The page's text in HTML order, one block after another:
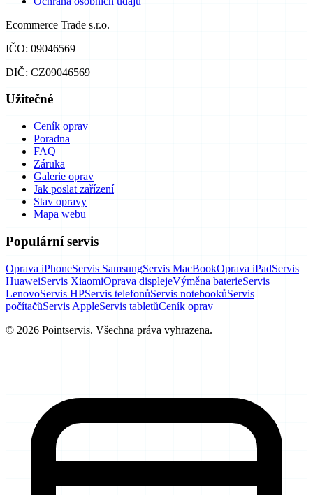
Ecommerce Trade s.r.o.
IČO: 09046569
DIČ: CZ09046569
Užitečné
Ceník oprav
Poradna
FAQ
Záruka
Galerie oprav
Jak poslat zařízení
Stav opravy
Mapa webu
Populární servis
Oprava iPhoneServis SamsungServis MacBookOprava iPadServis
HuaweiServis XiaomiOprava displejeVýměna baterieServis
LenovoServis HPServis telefonůServis notebookůServis
počítačůServis AppleServis tabletůCeník oprav
© 2026 Pointservis. Všechna práva vyhrazena.